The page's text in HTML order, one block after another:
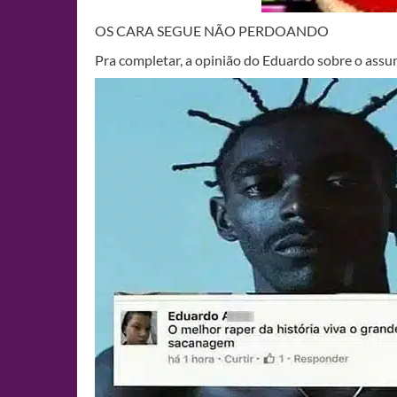
OS CARA SEGUE NÃO PERDOANDO
Pra completar, a opinião do Eduardo sobre o